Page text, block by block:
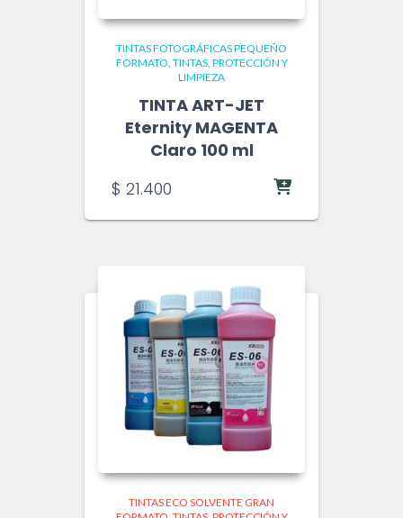
TINTAS FOTOGRÁFICAS PEQUEÑO
FORMATO TINTAS, PROTECCIÓN Y
LIMPIEZA
TINTA ART-JET
Eternity MAGENTA
Claro 100 ml
$ 21.400
TINTAS ECO SOLVENTE GRAN